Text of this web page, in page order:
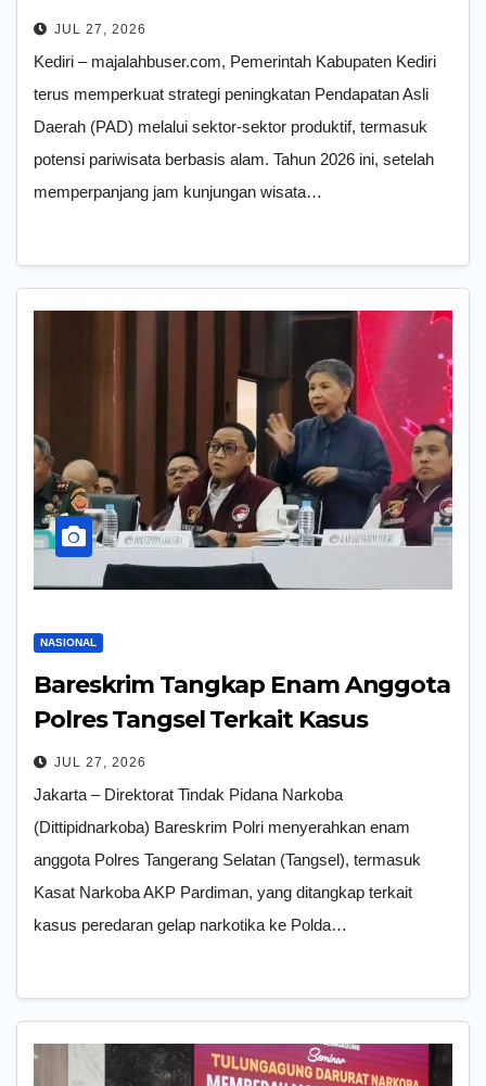
Kelud
JUL 27, 2026
Kediri – majalahbuser.com, Pemerintah Kabupaten Kediri
terus memperkuat strategi peningkatan Pendapatan Asli
Daerah (PAD) melalui sektor-sektor produktif, termasuk
potensi pariwisata berbasis alam. Tahun 2026 ini, setelah
memperpanjang jam kunjungan wisata…
NASIONAL
Bareskrim Tangkap Enam Anggota
Polres Tangsel Terkait Kasus
Narkotika
JUL 27, 2026
Jakarta – Direktorat Tindak Pidana Narkoba
(Dittipidnarkoba) Bareskrim Polri menyerahkan enam
anggota Polres Tangerang Selatan (Tangsel), termasuk
Kasat Narkoba AKP Pardiman, yang ditangkap terkait
kasus peredaran gelap narkotika ke Polda…